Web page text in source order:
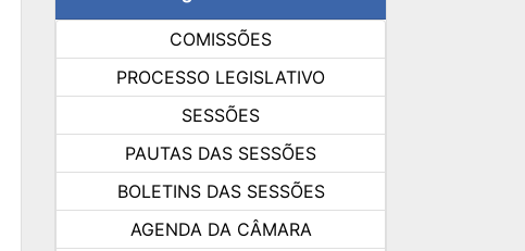
COMISSÕES
PROCESSO LEGISLATIVO
SESSÕES
PAUTAS DAS SESSÕES
BOLETINS DAS SESSÕES
AGENDA DA CÂMARA